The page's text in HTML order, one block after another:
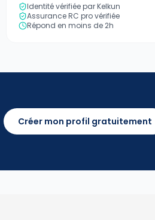
Identité vérifiée par Kelkun
Assurance RC pro vérifiée
Répond en moins de 2h
Créer mon profil gratuitement